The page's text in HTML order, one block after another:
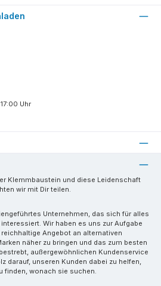
Uhr
Klemmbaustein und diese Leidenschaft
wir mit Dir teilen.
Unternehmen, das sich für alles
Wir haben es uns zur Aufgabe
Angebot an alternativen
näher zu bringen und das zum besten
außergewöhnlichen Kundenservice
darauf, unseren Kunden dabei zu helfen,
finden, wonach sie suchen.